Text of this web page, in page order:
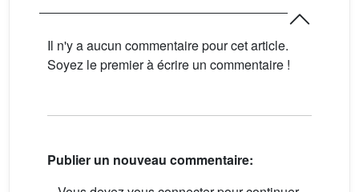
Il n'y a aucun commentaire pour cet article.
Soyez le premier à écrire un commentaire !
Publier un nouveau commentaire: